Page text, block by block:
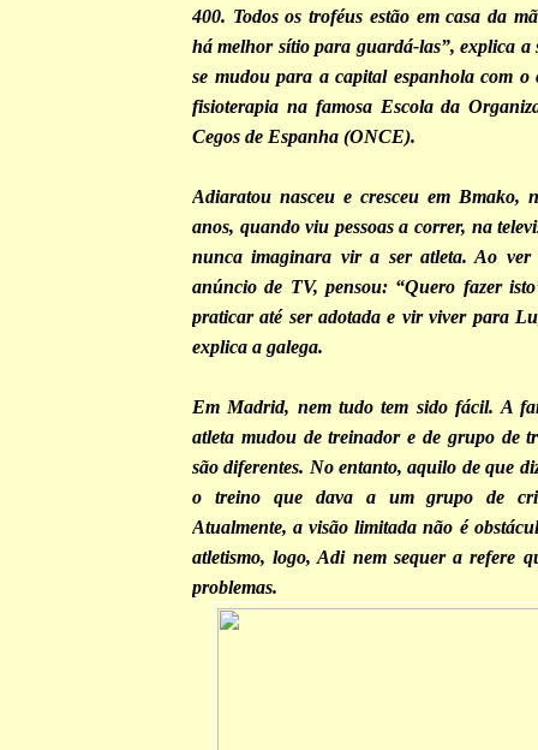
400. Todos os troféus estão em casa da
há melhor sítio para guardá-las”, explica a
se mudou para a capital espanhola com o
fisioterapia na famosa Escola da
Cegos de Espanha (ONCE).
Adiaratou nasceu e cresceu em Bmako,
anos, quando viu pessoas a correr, na
nunca imaginara vir a ser atleta. Ao ver
anúncio de TV, pensou: “Quero fazer
praticar até ser adotada e vir viver para
explica a galega.
Em Madrid, nem tudo tem sido fácil. A
atleta mudou de treinador e de grupo de
são diferentes. No entanto, aquilo de que
o treino que dava a um grupo de
Atualmente, a visão limitada não é
atletismo, logo, Adi nem sequer a refere
problemas.